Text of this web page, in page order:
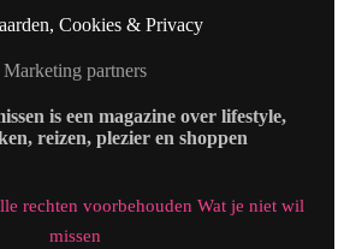
Cookies & Privacy
Marketing partners
is een magazine over lifestyle,
reizen, plezier en shoppen
rechten voorbehouden Wat je niet wil
missen